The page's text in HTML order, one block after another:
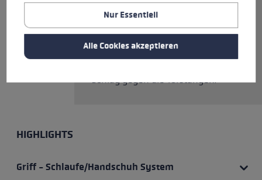
Ausklicken. Die schützende Alu-
Bereich stärkt den Stock
zusätzlich und minimiert das
Schlag gegen die Torstangen.
HIGHLIGHTS
Griff - Schlaufe/Handschuh System
Nur Essentiell
Alle Cookies akzeptieren